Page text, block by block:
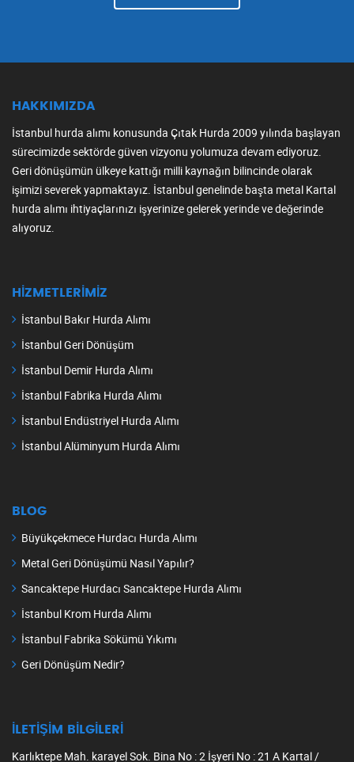
HAKKIMIZDA
İstanbul hurda alımı konusunda Çıtak Hurda 2009 yılında başlayan
sürecimizde sektörde güven vizyonu yolumuza devam ediyoruz.
Geri dönüşümün ülkeye kattığı milli kaynağın bilincinde olarak
işimizi severek yapmaktayız. İstanbul genelinde başta metal Kartal
hurda alımı ihtiyaçlarınızı işyerinize gelerek yerinde ve değerinde
alıyoruz.
HIZMETLERIMIZ
İstanbul Bakır Hurda Alımı
İstanbul Geri Dönüşüm
İstanbul Demir Hurda Alımı
İstanbul Fabrika Hurda Alımı
İstanbul Endüstriyel Hurda Alımı
İstanbul Alüminyum Hurda Alımı
BLOG
Büyükçekmece Hurdacı Hurda Alımı
Metal Geri Dönüşümü Nasıl Yapılır?
Sancaktepe Hurdacı Sancaktepe Hurda Alımı
İstanbul Krom Hurda Alımı
İstanbul Fabrika Sökümü Yıkımı
Geri Dönüşüm Nedir?
İLETIŞIM BILGILERI
Karlıktepe Mah. karayel Sok. Bina No : 2 İşyeri No : 21 A Kartal /